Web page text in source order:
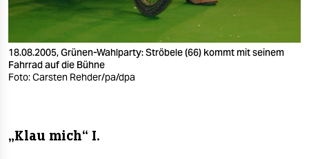
18.08.2005, Grünen-Wahlparty: Ströbele (66) kommt mit seinem
Fahrrad auf die Bühne
Foto: Carsten Rehder/pa/dpa
„Klau mich“ I.